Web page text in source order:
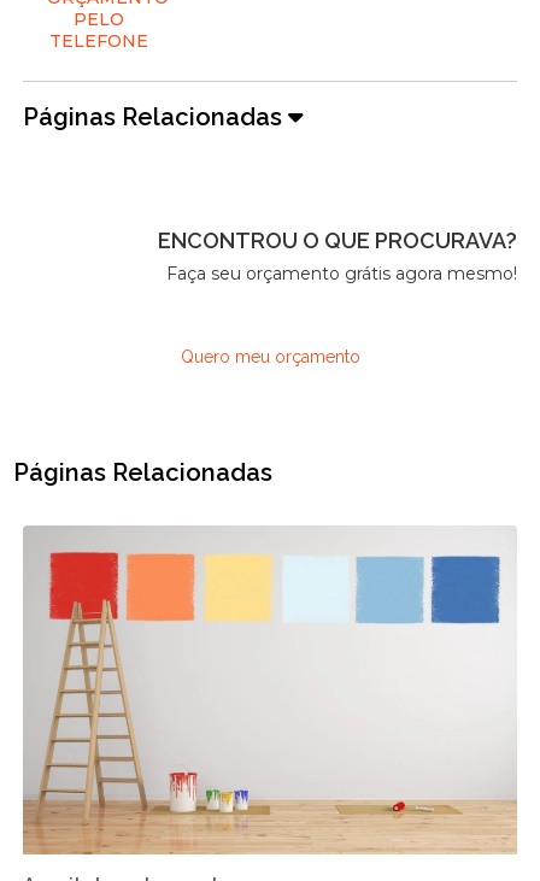
PELO
TELEFONE
Páginas Relacionadas
ENCONTROU O QUE PROCURAVA?
Faça seu orçamento grátis agora mesmo!
Quero meu orçamento
Páginas Relacionadas